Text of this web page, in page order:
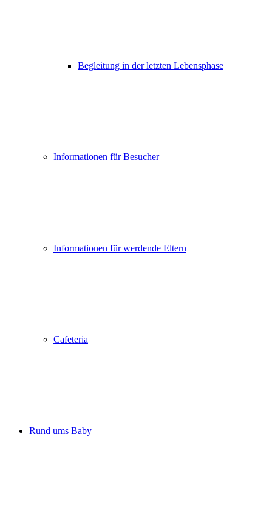
Begleitung in der letzten Lebensphase
Informationen für Besucher
Informationen für werdende Eltern
Cafeteria
Rund ums Baby